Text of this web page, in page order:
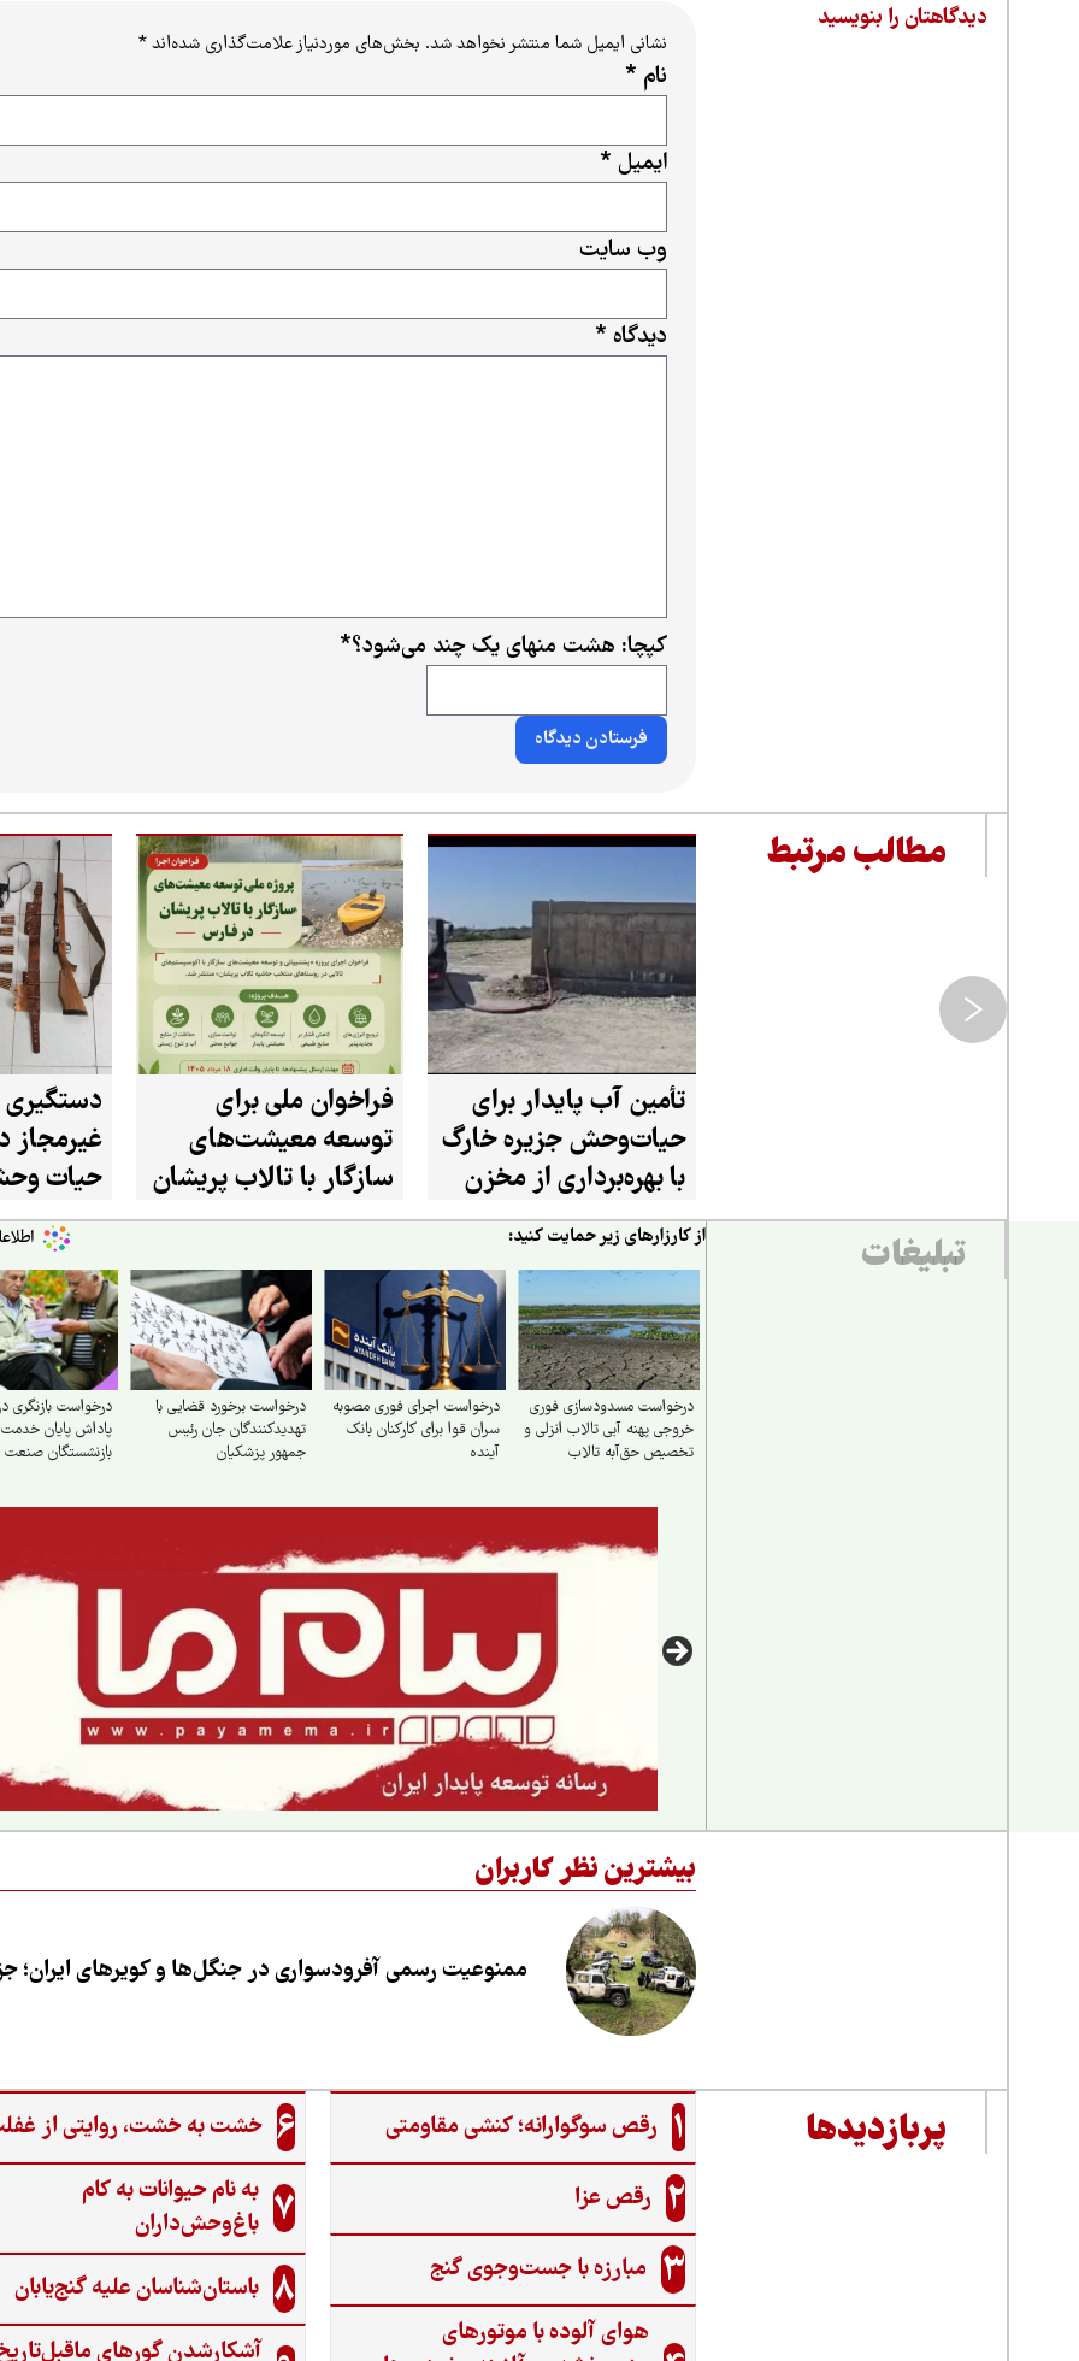
دیدگاهتان را بنویسید
نشانی ایمیل شما منتشر نخواهد شد. بخش‌های موردنیاز علامت‌گذاری شده‌اند*
دیدگاه *
نام *
ایمیل *
وب‌ سایت
کپچا: هشت منهای یک چند می‌شود؟*
مطالب مرتبط
تأمین آب پایدار برای
حیات‌وحش جزیره خارگ
با بهره‌برداری از مخزن
۲۰ هزار لیتری
فراخوان ملی برای
توسعه معیشت‌های
سازگار با تالاب پریشان
در استان فارس
غیرمجاز
حیات
شازند
تبلیغات از کارزارهای زیر حمایت کنید:
درخواست مسدودسازی فوری
خروجی پهنه آبی تالاب انزلی و
تخصیص حق‌آبه تالاب
درخواست اجرای فوری مصوبه
سران قوا برای کارکنان بانک
آینده
درخواست برخورد قضایی با
تهدید‌کنندگان جان رئیس
جمهور پزشکیان
درخواست بازنگری
پاداش پایان خدمت
بازنشستگان
بیشترین نظر کاربران
ممنوعیت رسمی آفرودسواری در جنگل‌ها و کویرهای ایران؛
پربازدیدها 1 رقص سوگوارانه؛ کنشی مقاومتی
2 رقص عزا
3 مبارزه با جست‌وجوی گنج‌
هوای آلوده با موتورهای
6 خشت به خشت، روایتی از
7 به نام حیوانات به کام
باغ‌وحش‌داران
8 باستان‌شناسان علیه گنج‌یابان
آشکارشدن گورهای